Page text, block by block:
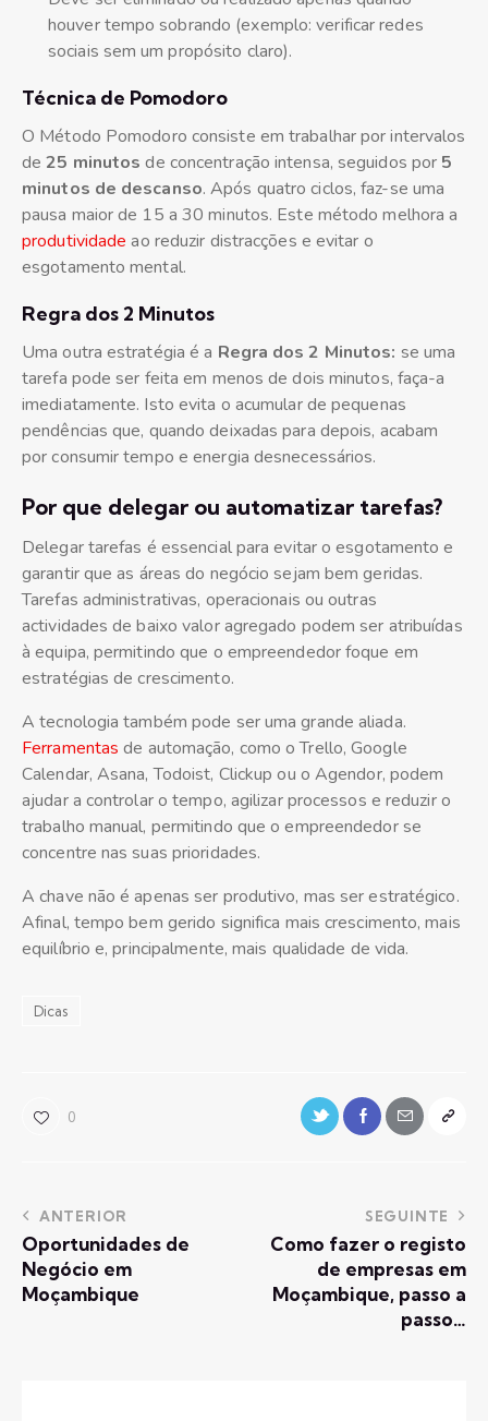
houver tempo sobrando (exemplo: verificar redes
sociais sem um propósito claro).
Técnica de Pomodoro
O Método Pomodoro consiste em trabalhar por intervalos
de25 minutos de concentração intensa, seguidos por 5
minutos de descanso. Após quatro ciclos, faz-se uma
pausa maior de 15 a 30 minutos. Este método melhora a
produtividade ao reduzir distracções e evitar o
esgotamento mental.
Regra dos 2 Minutos
Uma outra estratégia é a Regra dos 2 Minutos: se uma
tarefa pode ser feita em menos de dois minutos, faça-a
imediatamente. Isto evita o acumular de pequenas
pendências que, quando deixadas para depois, acabam
por consumir tempo e energia desnecessários.
Por que delegar ou automatizar tarefas?
Delegar tarefas é essencial para evitar o esgotamento e
garantir que as áreas do negócio sejam bem geridas.
Tarefas administrativas, operacionais ou outras
actividades de baixo valor agregado podem ser atribuídas
à equipa, permitindo que o empreendedor foque em
estratégias de crescimento.
A tecnologia também pode ser uma grande aliada.
Ferramentas de automação, como o Trello, Google
Calendar, Asana, Todoist, Clickup ou o Agendor, podem
ajudar a controlar o tempo, agilizar processos e reduzir o
trabalho manual, permitindo que o empreendedor se
concentre nas suas prioridades.
A chave não é apenas ser produtivo, mas ser estratégico.
Afinal, tempo bem gerido significa mais crescimento, mais
equilíbrio e, principalmente, mais qualidade de vida.
Dicas
0
ANTERIOR
Oportunidades de
Negócio em
Moçambique
SEGUINTE
Como fazer o registo
de empresas em
Moçambique, passo a
passo…